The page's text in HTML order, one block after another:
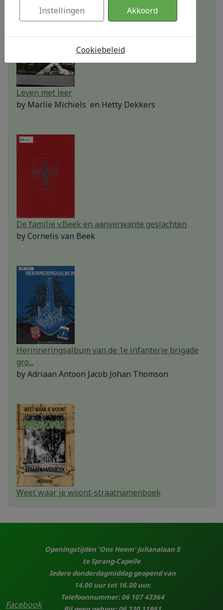
Leven met leer
by Marlie Michiels en Hetty Dekkers
De familie v.Beek en aanverwante geslachten
byCornelis van Beek
Herinneringsalbum van de 1e infanterie brigade
gro...
byAdriaan Antoon Jacob Johan Thomson
Weet waar je woont-straatnamenboek
Facebook
Openingstijden 'Ons Heem' Julianalaan 5
te Sprang-Capelle
Iedere donderdagmiddag geopend van
14.00 uur tot 16.00 uur.
Telefoonnummer: 06 107 43364
Instellingen Akkoord
Cookiebeleid